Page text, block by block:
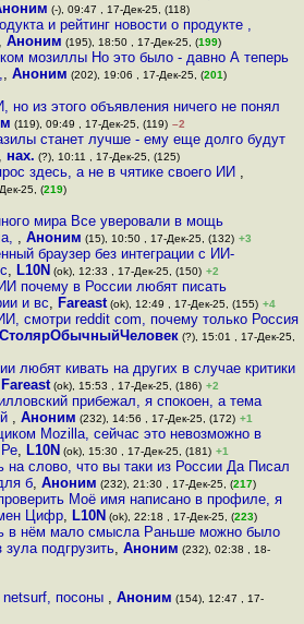
(-), 09:47 , 17-Дек-25, (118)
и рейтинг новости о продукте ,
Аноним (195), 18:50 , 17-Дек-25, (199)
мозиллы Но это было - давно А теперь
, Аноним (202), 19:06 , 17-Дек-25, (201)
из этого объявления ничего не понял
(119), 09:49 , 17-Дек-25, (119) –2
станет лучше - ему еще долго будут
нах. (?), 10:11 , 17-Дек-25, (125)
здесь, а не в чятике своего ИИ ,
25, (219)
мира Все уверовали в мощь
,Аноним (15), 10:50 , 17-Дек-25, (132) +3
браузер без интеграции с ИИ-
, L10N (ok), 12:33 , 17-Дек-25, (150) +2
почему в России любят писать
и вс, Fareast(ok), 12:49 , 17-Дек-25, (155) +4
смотри reddit com, почему только Россия
СтолярОбычныйЧеловек(?), 15:01 , 17-Дек-25,
любят кивать на других в случае критики
Fareast (ok), 15:53 , 17-Дек-25, (186) +2
прибежал, я спокоен, а тема
, Аноним (232), 14:56 , 17-Дек-25, (172) +1
Mozilla, сейчас это невозможно в
, L10N (ok), 15:30 , 17-Дек-25, (181) +1
на слово, что вы таки из России Да Писал
б,Аноним (232), 21:30 , 17-Дек-25, (217)
Моё имя написано в профиле, я
Цифр, L10N (ok), 22:18 , 17-Дек-25, (223)
в нём мало смысла Раньше можно было
зула подгрузить, Аноним (232), 02:38 , 18-
посоны ,Аноним (154), 12:47 , 17-